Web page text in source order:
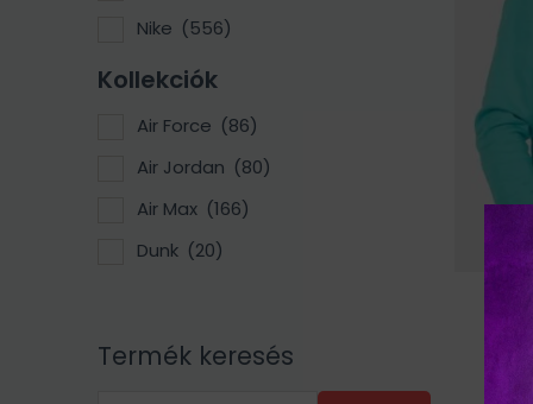
Nike (556)
Kollekciók
Air Force (86)
Air Jordan (80)
Air Max (166)
Dunk (20)
Termék keresés